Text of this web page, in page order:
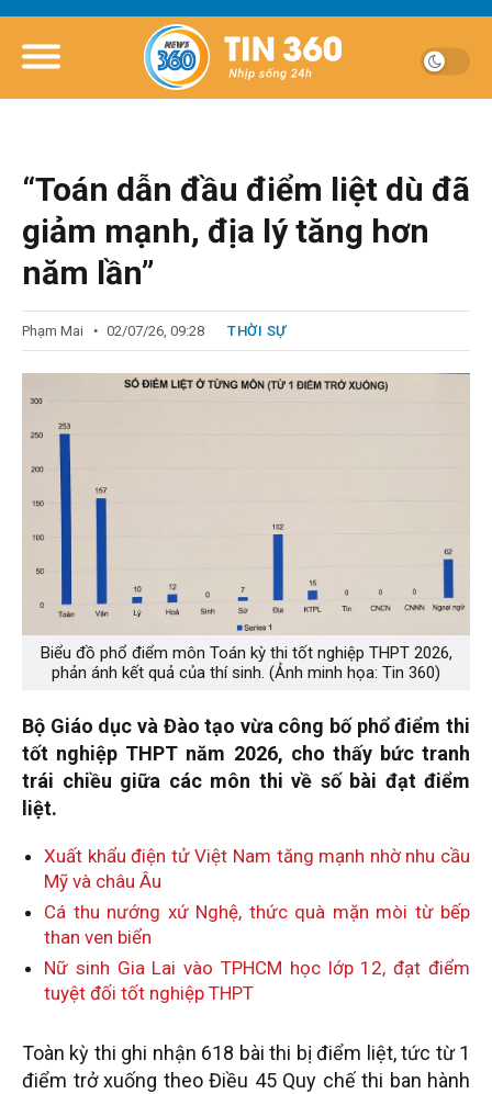
“Toán dẫn đầu điểm liệt dù đã
giảm mạnh, địa lý tăng hơn
năm lần”
Phạm Mai 02/07/26, 09:28 THỜI SỰ
Biểu đồ phổ điểm môn Toán kỳ thi tốt nghiệp THPT 2026,
phản ánh kết quả của thí sinh. (Ảnh minh họa: Tin 360)
Bộ Giáo dục và Đào tạo vừa công bố phổ điểm thi
tốt nghiệp THPT năm 2026, cho thấy bức tranh
trái chiều giữa các môn thi về số bài đạt điểm
liệt.
Xuất khẩu điện tử Việt Nam tăng mạnh nhờ nhu cầu
Mỹ và châu Âu
Cá thu nướng xứ Nghệ, thức quà mặn mòi từ bếp
than ven biển
Nữ sinh Gia Lai vào TPHCM học lớp 12, đạt điểm
tuyệt đối tốt nghiệp THPT
Toàn kỳ thi ghi nhận 618 bài thi bị điểm liệt, tức từ 1
điểm trở xuống theo Điều 45 Quy chế thi ban hành